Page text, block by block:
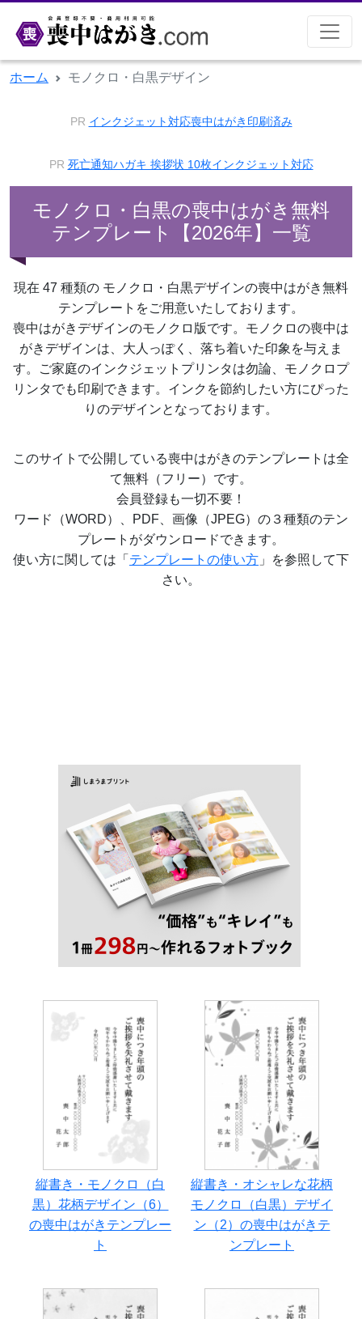
ホーム モノクロ・白黒デザイン
PR インクジェット対応喪中はがき印刷済み
PR 死亡通知ハガキ 挨拶状 10枚インクジェット対応
モノクロ・白黒の喪中はがき無料
テンプレート【2026年】一覧
現在 47 種類の モノクロ・白黒デザインの喪中はがき無料
テンプレートをご用意いたしております。
喪中はがきデザインのモノクロ版です。モノクロの喪中は
がきデザインは、大人っぽく、落ち着いた印象を与えま
す。ご家庭のインクジェットプリンタは勿論、モノクロプ
リンタでも印刷できます。インクを節約したい方にぴった
りのデザインとなっております。
このサイトで公開している喪中はがきのテンプレートは全
て無料（フリー）です。
会員登録も一切不要！
ワード（WORD）、PDF、画像（JPEG）の３種類のテン
プレートがダウンロードできます。
使い方に関しては「 テンプレートの使い方 」を参照して下
さい。
縦書き・モノクロ（白
黒）花柄デザイン（6）
の喪中はがきテンプレー
ト
縦書き・オシャレな花柄
モノクロ（白黒）デザイ
ン（2）の喪中はがきテ
ンプレート